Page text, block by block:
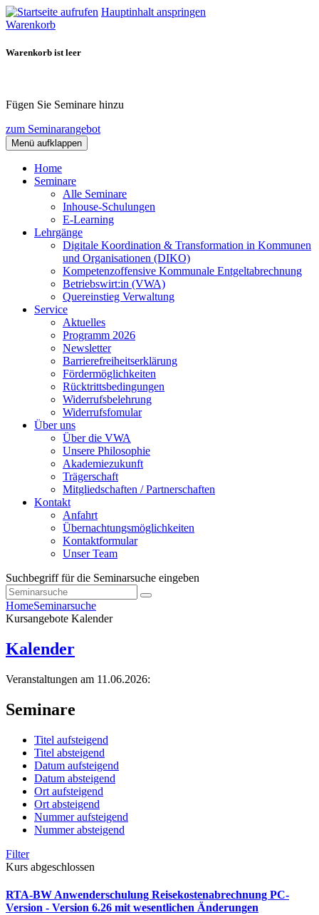
Hauptinhalt anspringen
Warenkorb
Warenkorb ist leer
Fügen Sie Seminare hinzu
zum Seminarangebot
Menü aufklappen
Home
Seminare
Alle Seminare
Inhouse-Schulungen
E-Learning
Lehrgänge
Digitale Koordination & Transformation in Kommunen
und Organisationen (DIKO)
Kompetenzoffensive Kommunale Entgeltabrechnung
Betriebswirt:in (VWA)
Quereinstieg Verwaltung
Service
Aktuelles
Programm 2026
Newsletter
Barrierefreiheitserklärung
Fördermöglichkeiten
Rücktrittsbedingungen
Widerrufsbelehrung
Widerrufsfomular
Über uns
Über die VWA
Unsere Philosophie
Akademiezukunft
Trägerschaft
Mitgliedschaften / Partnerschaften
Kontakt
Anfahrt
Übernachtungsmöglichkeiten
Kontaktformular
Unser Team
Suchbegriff für die Seminarsuche eingeben
HomeSeminarsuche
Kursangebote Kalender
Kalender
Veranstaltungen am 11.06.2026:
Seminare
Titel aufsteigend
Titel absteigend
Datum aufsteigend
Datum absteigend
Ort aufsteigend
Ort absteigend
Nummer aufsteigend
Nummer absteigend
Filter
Kurs abgeschlossen
RTA-BW Anwenderschulung Reisekostenabrechnung PC-
Version - Version 6.26 mit wesentlichen Änderungen